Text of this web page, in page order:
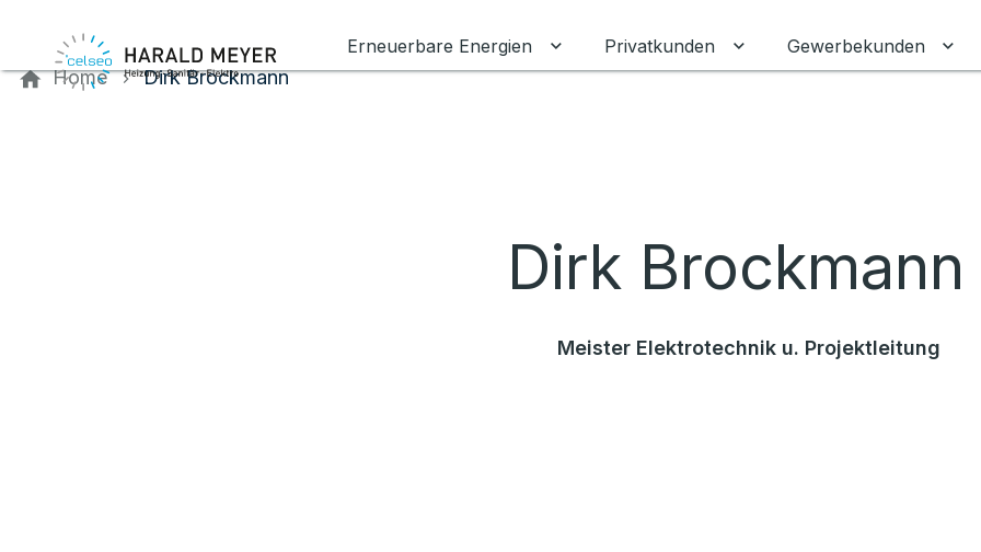
Erneuerbare Energien
Untermenü für Erneuerbare Energien umschalten
Privatkunden Untermenü für
Gewerbekunden
Home Dirk Brockmann
Dirk Brockmann
Meister Elektrotechnik u. Projektleitung